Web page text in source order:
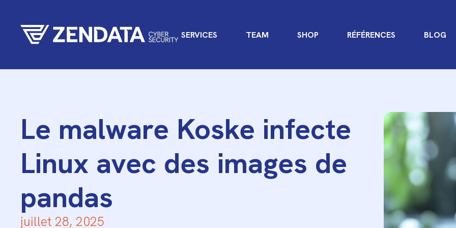
SERVICES TEAM SHOP RÉFÉRENCES BLOG
Le malware Koske infecte
Linux avec des images de
pandas
juillet 28, 2025